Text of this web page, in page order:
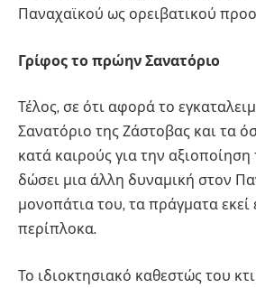
Παναχαϊκού ως ορειβατικού
Γρίφος το πρώην Σανατόριο
Τέλος, σε ότι αφορά το
Σανατόριο της Ζάστοβας και τα
κατά καιρούς για την
δώσει μια άλλη δυναμική στον
μονοπάτια του, τα πράγματα εκεί
περίπλοκα.
Το ιδιοκτησιακό καθεστώς του